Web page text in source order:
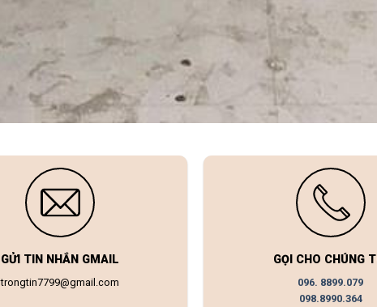
GỬI TIN NHẮN GMAIL
trongtin7799@gmail.com
GỌI CHO CHÚNG
096. 8899.079
098.8990.364